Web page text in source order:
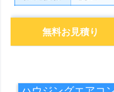
無料お見積り